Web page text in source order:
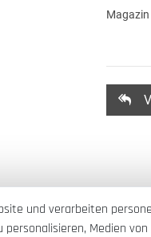
Magazin
und verarbeiten
personalisieren, Medien